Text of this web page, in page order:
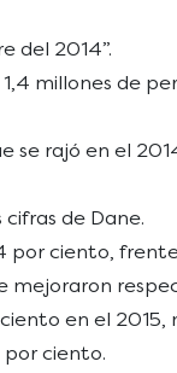
del 2014”.
millones de
se rajó en el
de Dane.
por ciento,
mejoraron
en el
por ciento.